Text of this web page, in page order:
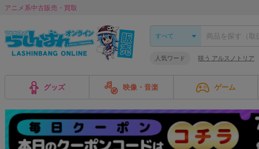
アニメ系中古販売・買取
人気ワード 咲う アルスノトリア
グッズ 映像・音楽 ゲーム